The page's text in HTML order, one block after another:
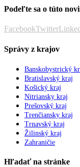
Podeľte sa o túto
FacebookTwitter
Správy z krajov
Banskobystrický
Bratislavský kraj
Košický kraj
Nitriansky kraj
Prešovský kraj
Trenčiansky kraj
Trnavský kraj
Žilinský kraj
Zahraničie
Hľadať na stránke